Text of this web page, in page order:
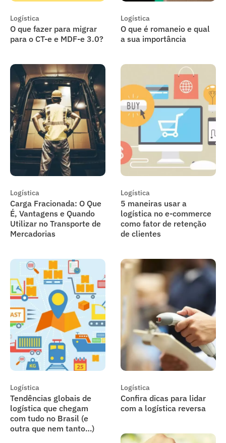
Logística
O que fazer para migrar
para o CT-e e MDF-e 3.0?
Logística
O que é romaneio e qual
a sua importância
Logística
Carga Fracionada: O Que
É, Vantagens e Quando
Utilizar no Transporte de
Mercadorias
Logística
5 maneiras usar a
logística no e-commerce
como fator de retenção
de clientes
Logística
Tendências globais de
logística que chegam
com tudo no Brasil (e
outra que nem tanto…)
Logística
Confira dicas para lidar
com a logística reversa